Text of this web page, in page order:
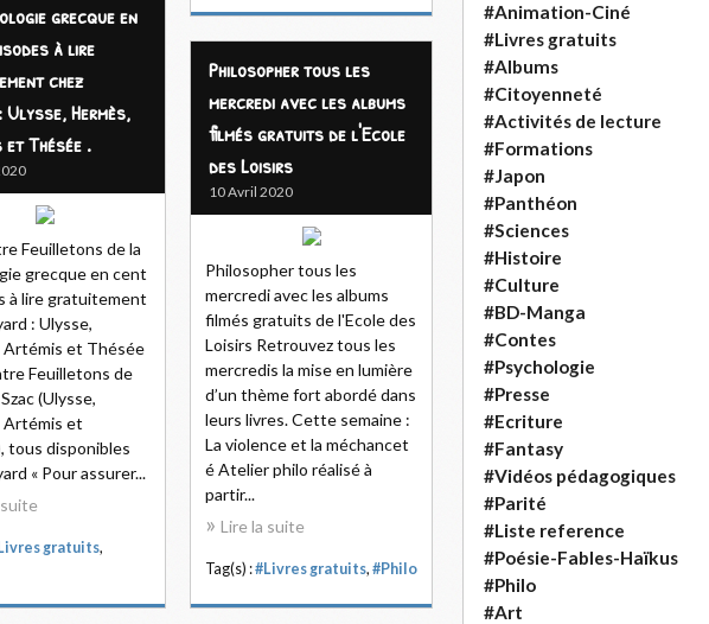
grecque en
à lire
chez
Hermès,
Thésée .
Feuilletons de la
grecque en cent
à lire gratuitement
: Ulysse,
Artémis et Thésée
Feuilletons de
(Ulysse,
Artémis et
tous disponibles
« Pour assurer...
gratuits,
Philosopher tous les
mercredi avec les albums
filmés gratuits de l'Ecole
des Loisirs
10 Avril 2020
Philosopher tous les
mercredi avec les albums
filmés gratuits de l'Ecole des
Loisirs Retrouvez tous les
mercredis la mise en lumière
d’un thème fort abordé dans
leurs livres. Cette semaine :
La violence et la méchancet
é Atelier philo réalisé à
partir...
Lire la suite
Tag(s) :#Livres gratuits, #Philo
#Animation-Ciné
#Livres gratuits
#Albums
#Citoyenneté
#Activités de lecture
#Formations
#Japon
#Panthéon
#Sciences
#Histoire
#Culture
#BD-Manga
#Contes
#Psychologie
#Presse
#Ecriture
#Fantasy
#Vidéos pédagogiques
#Parité
#Liste reference
#Poésie-Fables-Haïkus
#Philo
#Art